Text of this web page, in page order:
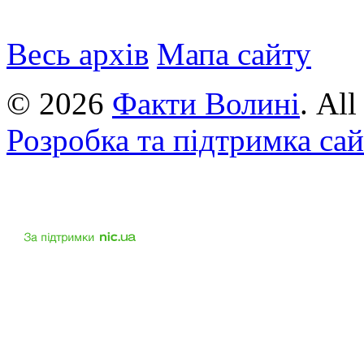
Весь архів Мапа сайту
© 2026 Факти Волині. All
Розробка та підтримка